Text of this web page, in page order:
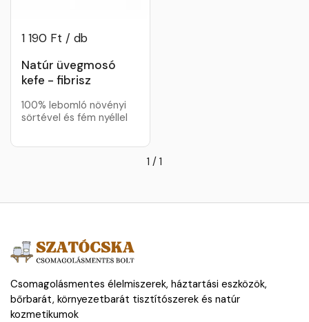
1 190 Ft / db
Natúr üvegmosó
kefe - fibrisz
100% lebomló növényi
sörtével és fém nyéllel
1 / 1
Csomagolásmentes élelmiszerek, háztartási eszközök,
bőrbarát, környezetbarát tisztítószerek és natúr
kozmetikumok